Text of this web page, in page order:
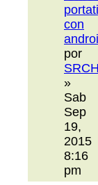
con
por
»
Sab
Sep
19,
2015
8:16
pm